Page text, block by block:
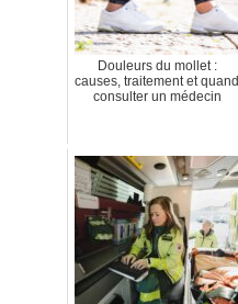
Douleurs du mollet :
causes, traitement et quand
consulter un médecin